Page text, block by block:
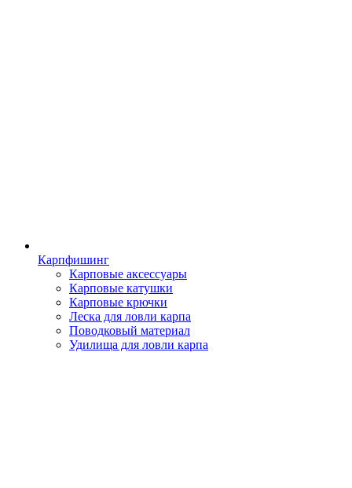
Карпфишинг
Карповые аксессуары
Карповые катушки
Карповые крючки
Леска для ловли карпа
Поводковый материал
Удилища для ловли карпа